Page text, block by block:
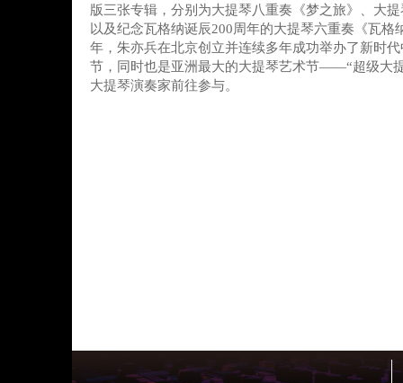
版三张专辑，分别为大提琴八重奏《梦之旅》、大
以及纪念瓦格纳诞辰200周年的大提琴六重奏《瓦格
年，朱亦兵在北京创立并连续多年成功举办了新时
节，同时也是亚洲最大的大提琴艺术节——“超级大
大提琴演奏家前往参与。